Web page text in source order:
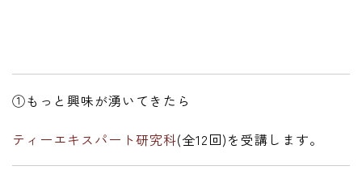
①もっと興味が湧いてきたら
ティーエキスパート研究科(全12回)を受講します。